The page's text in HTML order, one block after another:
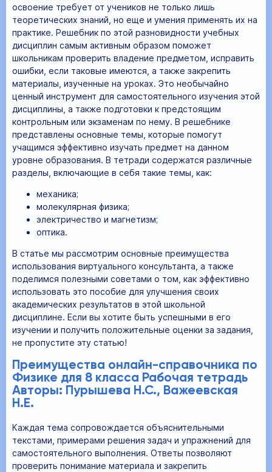
освоение требует от учеников не только лишь
теоретических знаний, но еще и умения применять их на
практике. Решебник по этой разновидности учебных
дисциплин самым активным образом поможет
школьникам проверить владение предметом, исправить
ошибки, если таковые имеются, а также закрепить
материалы, изученные на уроках. Это необычайно
ценный инструмент для самостоятельного изучения этой
дисциплины, а также подготовки к предстоящим
контрольным или экзаменам по нему. В решебнике
представлены основные темы, которые помогут
учащимся эффективно изучать предмет на данном
уровне образования. В тетради содержатся различные
разделы, включающие в себя такие темы, как:
механика;
молекулярная физика;
электричество и магнетизм;
оптика.
В статье мы рассмотрим основные преимущества
использования виртуального консультанта, а также
поделимся полезными советами о том, как эффективно
использовать это пособие для улучшения своих
академических результатов в этой школьной
дисциплине. Если вы хотите быть успешными в его
изучении и получить положительные оценки за задания,
не пропустите эту статью!
Преимущества онлайн-справочника по
Физике для 8 класса Рабочая тетрадь
Авторы: Пурышева Н.С., Важеевская
Н.Е.
Каждая тема сопровождается объяснительными
текстами, примерами решения задач и упражнений для
самостоятельного выполнения. Ответы позволяют
проверить понимание материала и закрепить